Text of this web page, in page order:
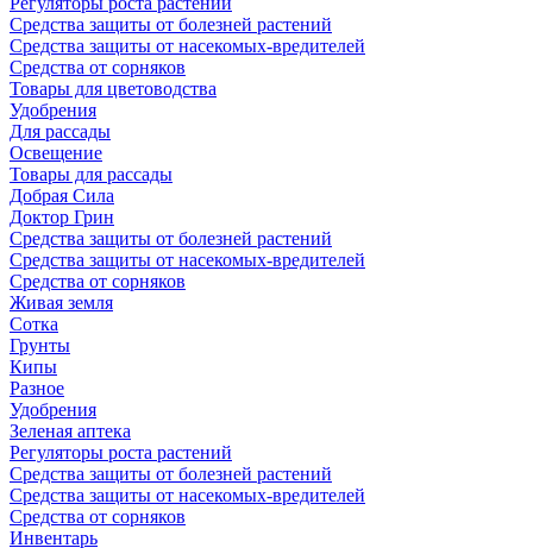
Средства защиты от болезней растений
Средства защиты от насекомых-вредителей
Средства от сорняков
Товары для цветоводства
Удобрения
Для рассады
Освещение
Товары для рассады
Добрая Сила
Доктор Грин
Средства защиты от болезней растений
Средства защиты от насекомых-вредителей
Средства от сорняков
Живая земля
Сотка
Грунты
Кипы
Разное
Удобрения
Зеленая аптека
Регуляторы роста растений
Средства защиты от болезней растений
Средства защиты от насекомых-вредителей
Средства от сорняков
Инвентарь